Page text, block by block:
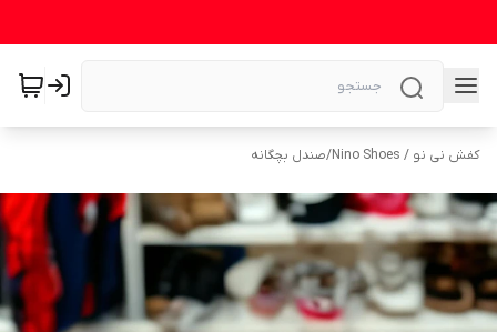
کفش نی نو / Nino Shoes /صندل بچگانه